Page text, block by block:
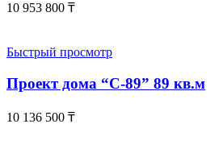
10 953 800 ₸
Быстрый просмотр
Проект дома “С-89” 89 кв.м
10 136 500 ₸